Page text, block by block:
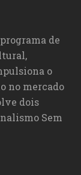
de
o
no mercado
dois
Sem